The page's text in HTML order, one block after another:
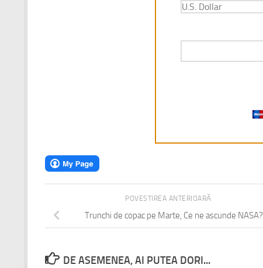
POVESTIREA ANTERIOARĂ
Trunchi de copac pe Marte, Ce ne ascunde NASA?
DE ASEMENEA, AI PUTEA DORI...